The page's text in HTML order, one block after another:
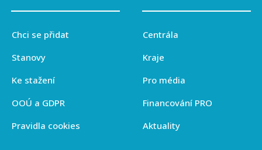
Chci se přidat
Stanovy
Ke stažení
OOÚ a GDPR
Pravidla cookies
Centrála
Kraje
Pro média
Financování PRO
Aktuality